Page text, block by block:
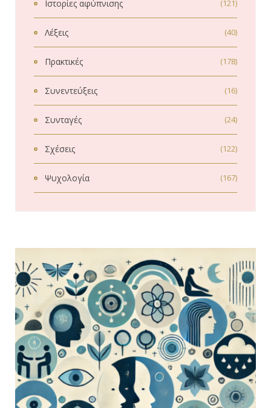
Ιστορίες αφύπνισης (121)
Λέξεις (40)
Πρακτικές (178)
Συνεντεύξεις (16)
Συνταγές (24)
Σχέσεις (122)
Ψυχολογία (167)